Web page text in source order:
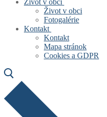
Život v obci
Život v obci
Fotogalérie
Kontakt
Kontakt
Mapa stránok
Cookies a GDPR